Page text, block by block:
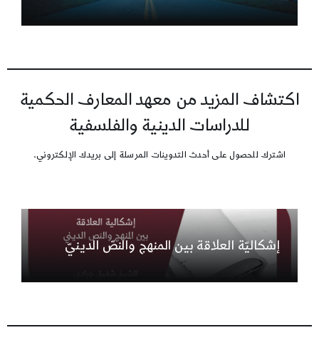
اكتشاف المزيد من معهد المعارف الحكمية
للدراسات الدينية والفلسفية
اشترك للحصول على أحدث التدوينات المرسلة إلى بريدك الإلكتروني.
إشكاليّة العلاقة بين المنهج والنصّ الدينيّ